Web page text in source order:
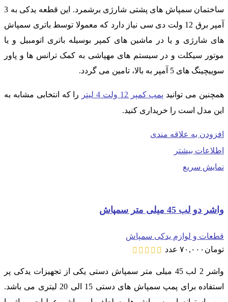
ساختمان سمپاش های پشتی شارژی برشمرد. این قطعه یدکی به 3
آمپر برق 12 ولت دی سی نیاز دارد که معمولا توسط باتری سمپاش
های شارژی و یا در ماشین های کمپر بوسیله باتری اتومبیل و یا
موتور سیکلت و در سیستم های مهپاشی به کمک ترانس ها و پاور
سوییچینگ های 5 آمپر به بالا، تامین می گردد.
همچنین می توانید پمپ کمپر 12 ولت 4 لیتر
را که انتخابی مشابه به
این مدل است را خریداری کنید.
افزودن به علاقه مندی
اطلاعات بیشتر
نمایش سریع
واشر دو لب 45 میلی متر سمپاش
قطعات و لوازم یدکی سمپاش
تومان ۷۰,۰۰۰ عدد
واشر 2 لب 45 میلی متر سمپاش دستی یکی از تجهیزات یدکی پر
استفاده برای پمپ سمپاش های دستی 15 الی 20 لیتری می باشد.